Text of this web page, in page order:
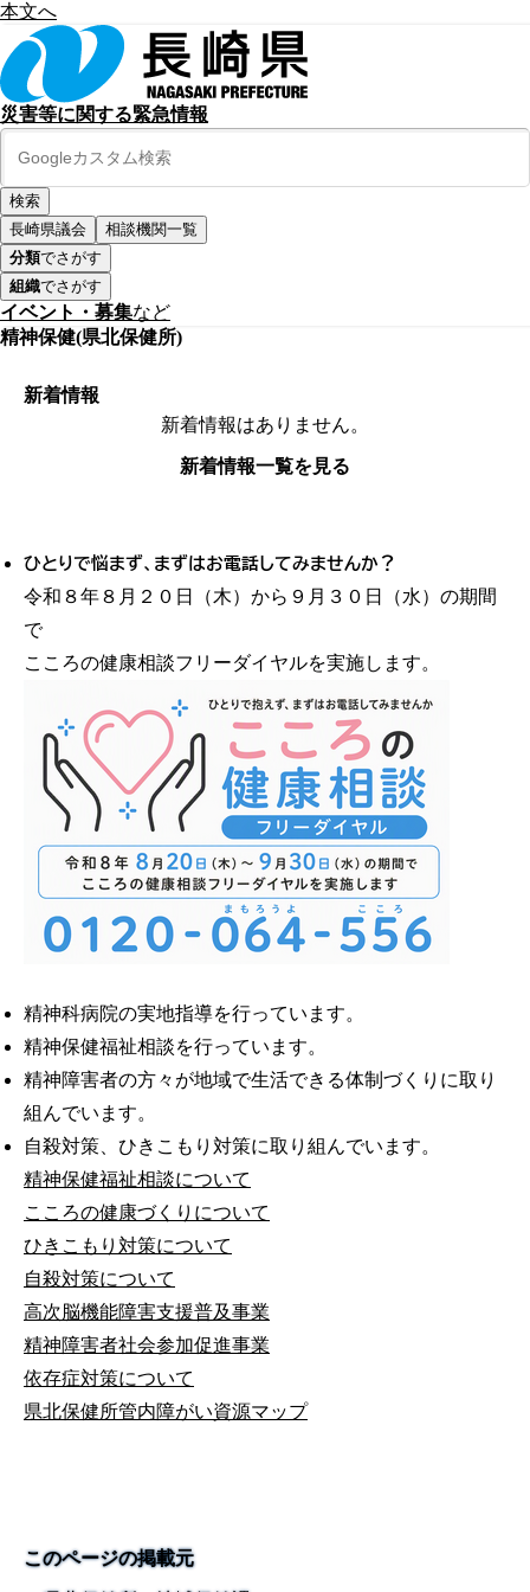
本文へ
災害等に関する緊急情報
長崎県議会
相談機関一覧
分類でさがす
組織でさがす
イベント・募集など
精神保健(県北保健所)
新着情報
新着情報はありません。
新着情報一覧を見る
ひとりで悩まず、まずはお電話してみませんか？
令和８年８月２０日（木）から９月３０日（水）の期間
で
こころの健康相談フリーダイヤルを実施します。
精神科病院の実地指導を行っています。
精神保健福祉相談を行っています。
精神障害者の方々が地域で生活できる体制づくりに取り
組んでいます。
自殺対策、ひきこもり対策に取り組んでいます。
精神保健福祉相談について
こころの健康づくりについて
ひきこもり対策について
自殺対策について
高次脳機能障害支援普及事業
精神障害者社会参加促進事業
依存症対策について
県北保健所管内障がい資源マップ
このページの掲載元